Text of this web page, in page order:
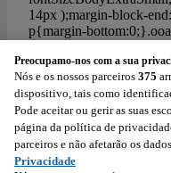
Condições de Utilização
Preocupamo-nos com a sua
Nós e os nossos parceiros 375
dispositivo, tais como
Pode aceitar ou gerir as suas
página da política de
parceiros e não afetarão os
Privacidade